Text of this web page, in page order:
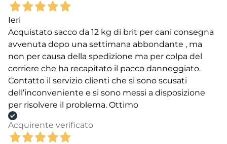
Ieri
Acquistato sacco da 12 kg di brit per cani consegna
avvenuta dopo una settimana abbondante , ma
non per causa della spedizione ma per colpa del
corriere che ha recapitato il pacco danneggiato.
Contatto il servizio clienti che si sono scusati
dell’inconveniente e si sono messi a disposizione
per risolvere il problema. Ottimo
Acquirente verificato